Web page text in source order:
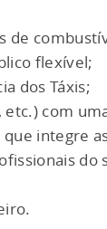
de
flexível;
dos Táxis;
com
integre
do